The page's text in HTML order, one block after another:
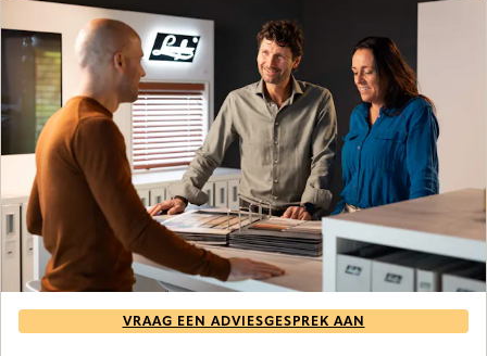
VRAAG EEN ADVIESGESPREK AAN